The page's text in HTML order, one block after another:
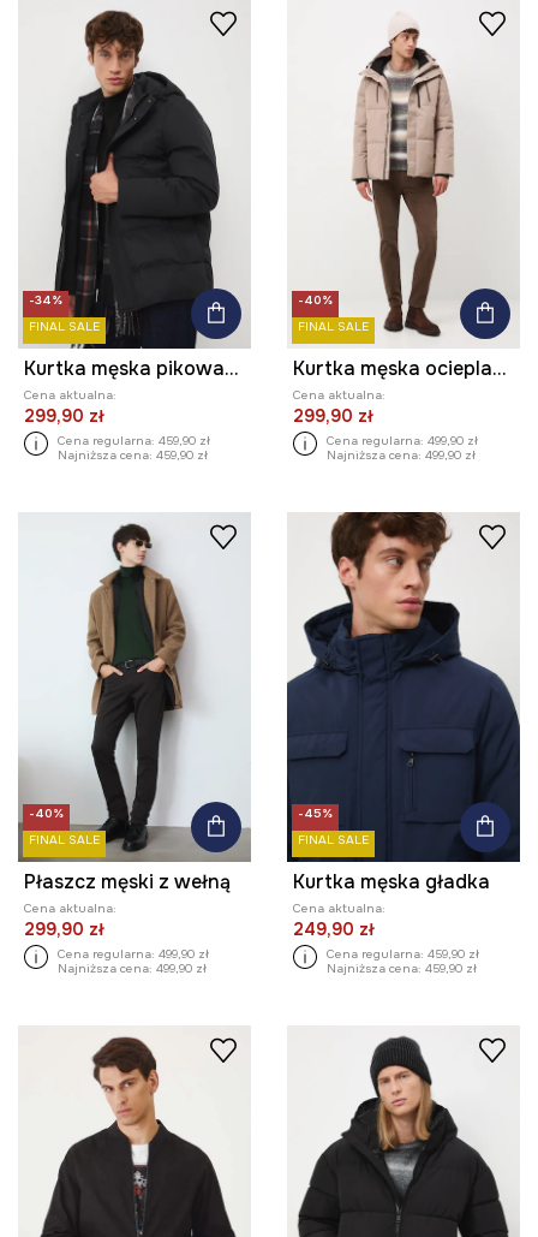
-34%
FINAL SALE
Kurtka męska pikowana
Cena aktualna:
299,90 zł
Cena regularna: 459,90 zł
Najniższa cena: 459,90 zł
-40%
FINAL SALE
Kurtka męska ocieplana pikowana
Cena aktualna:
299,90 zł
Cena regularna: 499,90 zł
Najniższa cena: 499,90 zł
-40%
FINAL SALE
Płaszcz męski z wełną
Cena aktualna:
299,90 zł
Cena regularna: 499,90 zł
Najniższa cena: 499,90 zł
-45%
FINAL SALE
Kurtka męska gładka
Cena aktualna:
249,90 zł
Cena regularna: 459,90 zł
Najniższa cena: 459,90 zł